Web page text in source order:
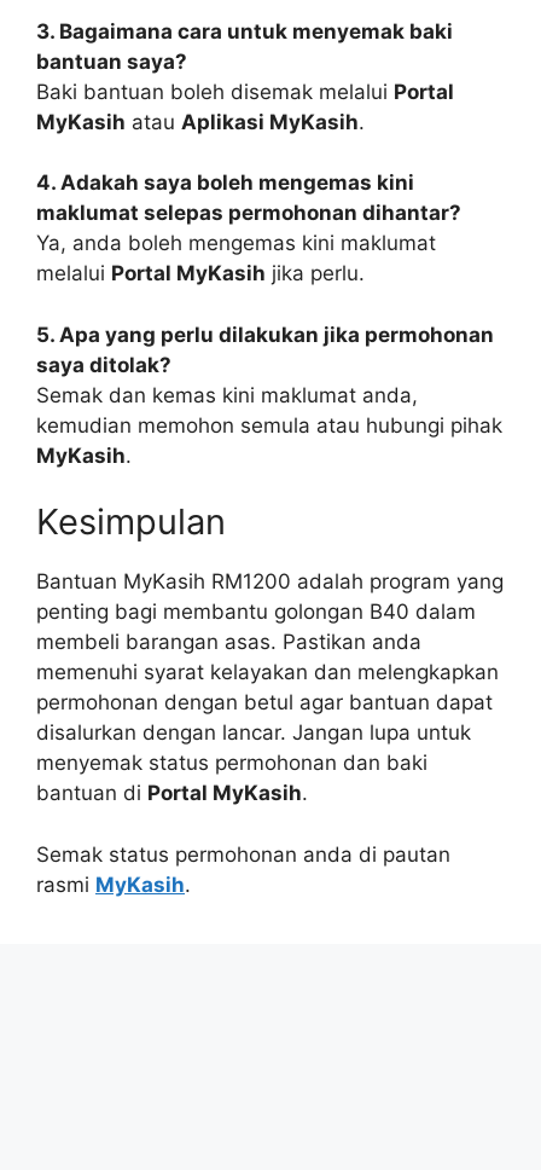
3. Bagaimana cara untuk menyemak baki
bantuan saya?
Baki bantuan boleh disemak melalui Portal
MyKasih atau Aplikasi MyKasih.
4. Adakah saya boleh mengemas kini
maklumat selepas permohonan dihantar?
Ya, anda boleh mengemas kini maklumat
melalui Portal MyKasih jika perlu.
5. Apa yang perlu dilakukan jika permohonan
saya ditolak?
Semak dan kemas kini maklumat anda,
kemudian memohon semula atau hubungi pihak
MyKasih.
Kesimpulan
Bantuan MyKasih RM1200 adalah program yang
penting bagi membantu golongan B40 dalam
membeli barangan asas. Pastikan anda
memenuhi syarat kelayakan dan melengkapkan
permohonan dengan betul agar bantuan dapat
disalurkan dengan lancar. Jangan lupa untuk
menyemak status permohonan dan baki
bantuan di Portal MyKasih.
Semak status permohonan anda di pautan
rasmi MyKasih.